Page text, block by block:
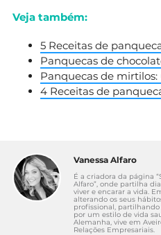
Veja também:
5 Receitas de
Panquecas de
Panquecas de
4 Receitas de
Vanessa Alfaro
É a criadora da página
Alfaro”, onde partilha
viver e encarar a vida.
alterando os seus
profissional,
por um estilo de vida
Alemanha, vive em
Relações Empresariais.